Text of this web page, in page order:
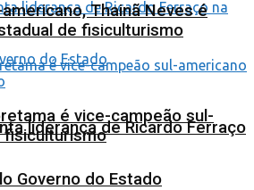
liderança de Ricardo Ferraço
Governo do Estado
Thainã Neves é
de fisiculturismo
é vice-campeão sul-
fisiculturismo